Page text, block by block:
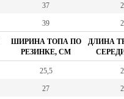
37
39
ШИРИНА ТОПА ПО
РЕЗИНКЕ, СМ
ДЛИНА
25,5
27